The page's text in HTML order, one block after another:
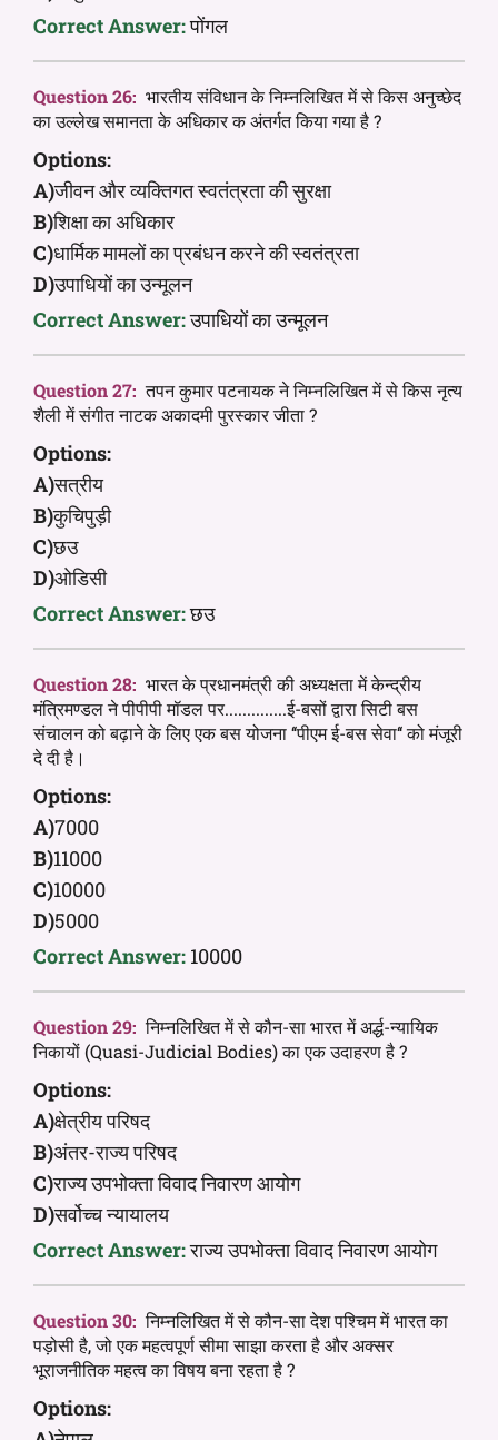
Correct Answer:पोंगल
Question 26: भारतीय संविधान के निम्नलिखित में से किस अनुच्छेद
का उल्लेख समानता के अधिकार क अंतर्गत किया गया है ?
Options:
A)जीवन और व्यक्तिगत स्वतंत्रता की सुरक्षा
B)शिक्षा का अधिकार
C)धार्मिक मामलों का प्रबंधन करने की स्वतंत्रता
D)उपाधियों का उन्मूलन
Correct Answer:उपाधियों का उन्मूलन
Question 27: तपन कुमार पटनायक ने निम्नलिखित में से किस नृत्य
शैली में संगीत नाटक अकादमी पुरस्कार जीता ?
Options:
A)सत्रीय
B)कुचिपुड़ी
C)छउ
D)ओडिसी
Correct Answer:छउ
Question 28: भारत के प्रधानमंत्री की अध्यक्षता में केन्द्रीय
मंत्रिमण्डल ने पीपीपी मॉडल पर..............ई-बसों द्वारा सिटी बस
संचालन को बढ़ाने के लिए एक बस योजना ‘‘पीएम ई-बस सेवा‘‘ को मंजूरी
दे दी है।
Options:
A)7000
B)11000
C)10000
D)5000
Correct Answer: 10000
Question 29: निम्नलिखित में से कौन-सा भारत में अर्द्ध-न्यायिक
निकायों (Quasi-Judicial Bodies) का एक उदाहरण है ?
Options:
A)क्षेत्रीय परिषद
B)अंतर-राज्य परिषद
C)राज्य उपभोक्ता विवाद निवारण आयोग
D)सर्वोच्च न्यायालय
Correct Answer:राज्य उपभोक्ता विवाद निवारण आयोग
Question 30: निम्नलिखित में से कौन-सा देश पश्चिम में भारत का
पड़ोसी है, जो एक महत्वपूर्ण सीमा साझा करता है और अक्सर
भूराजनीतिक महत्व का विषय बना रहता है ?
Options: